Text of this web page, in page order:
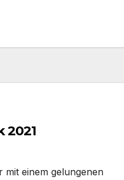
2021
mit einem gelungenen